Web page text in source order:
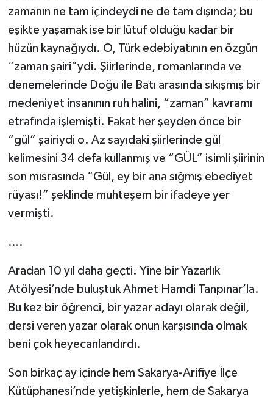
zamanın ne tam içindeydi ne de tam dışında; bu
eşikte yaşamak ise bir lütuf olduğu kadar bir
hüzün kaynağıydı. O, Türk edebiyatının en özgün
“zaman şairi”ydi. Şiirlerinde, romanlarında ve
denemelerinde Doğu ile Batı arasında sıkışmış bir
medeniyet insanının ruh halini, “zaman” kavramı
etrafında işlemişti. Fakat her şeyden önce bir
“gül” şairiydi o. Az sayıdaki şiirlerinde gül
kelimesini 34 defa kullanmış ve “GÜL” isimli şiirinin
son mısrasında “Gül, ey bir ana sığmış ebediyet
rüyası!” şeklinde muhteşem bir ifadeye yer
vermişti.
….
Aradan 10 yıl daha geçti. Yine bir Yazarlık
Atölyesi’nde buluştuk Ahmet Hamdi Tanpınar’la.
Bu kez bir öğrenci, bir yazar adayı olarak değil,
dersi veren yazar olarak onun karşısında olmak
beni çok heyecanlandırdı.
Son birkaç ay içinde hem Sakarya-Arifiye İlçe
Kütüphanesi’nde yetişkinlerle, hem de Sakarya